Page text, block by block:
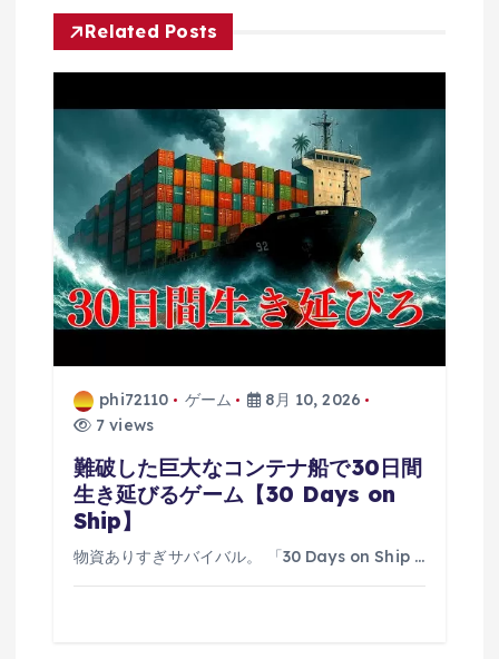
ー
シ
ョ
ン
Related Posts
phi72110 ゲーム
8月 10, 2026
7 views
難破した巨大なコンテナ船で30日間
生き延びるゲーム【30 Days on
Ship】
物資ありすぎサバイバル。 「30 Days on Ship …